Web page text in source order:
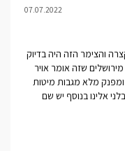
07.07.2022
והצימר הזה היה בדיוק
שזה אומר אויר
ומפנק מלא מגבות מיטות
אלינו בנוסף יש שם